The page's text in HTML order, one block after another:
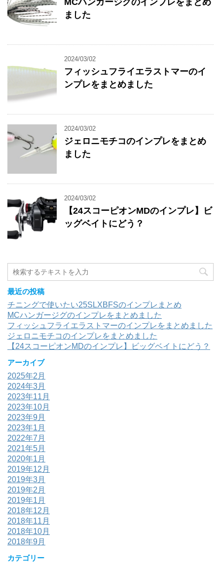
ました
2024/03/02
フィッシュフライエラストマーのイ
ンプレをまとめました
2024/03/02
ジェロニモチコのインプレをまとめ
ました
2024/03/02
【24スコーピオンMDのインプレ】ビ
ッグベイトにどう？
最近の投稿
チニングで使いたい25SLXBFSのインプレまとめ
MCハンガージグのインプレをまとめました
フィッシュフライエラストマーのインプレをまとめました
ジェロニモチコのインプレをまとめました
【24スコーピオンMDのインプレ】ビッグベイトにどう？
アーカイブ
2025年2月
2024年3月
2023年11月
2023年10月
2023年9月
2023年1月
2022年7月
2021年5月
2020年1月
2019年12月
2019年3月
2019年2月
2019年1月
2018年12月
2018年11月
2018年10月
2018年9月
カテゴリー